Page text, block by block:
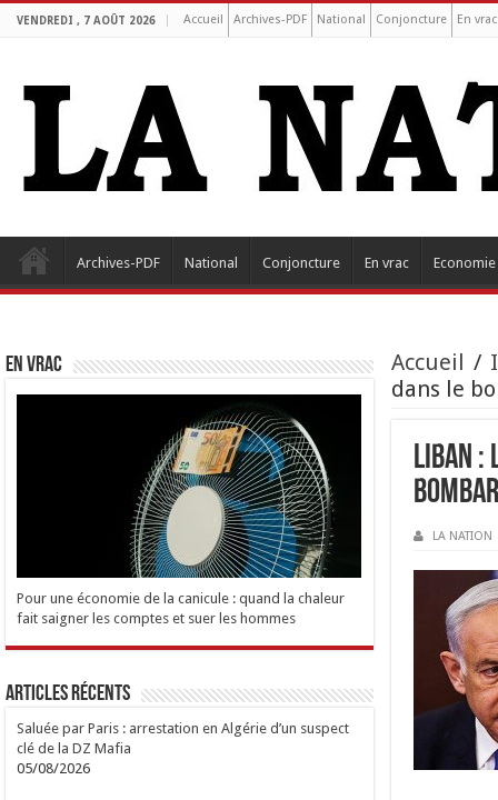
VENDREDI , 7 AOÛT 2026 Accueil Archives-PDF National Conjoncture En vrac
Archives-PDF National Conjoncture En vrac Economie
Accueil /
dans le
Liban
LA NATION
EN VRAC
Pour une économie de la canicule : quand la chaleur
fait saigner les comptes et suer les hommes
Articles Récents
Saluée par Paris : arrestation en Algérie d’un suspect
clé de la DZ Mafia
05/08/2026